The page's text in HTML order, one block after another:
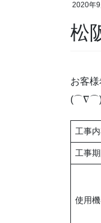
2020年9
お客
工事
工事
使用